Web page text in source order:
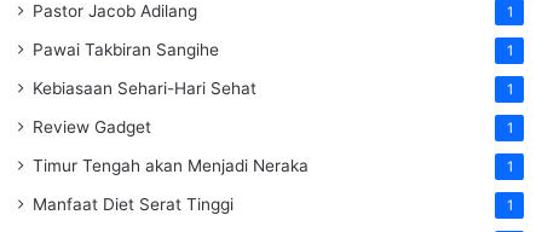
Pastor Jacob Adilang 1
Pawai Takbiran Sangihe 1
Kebiasaan Sehari-Hari Sehat 1
Review Gadget 1
Timur Tengah akan Menjadi Neraka 1
Manfaat Diet Serat Tinggi 1